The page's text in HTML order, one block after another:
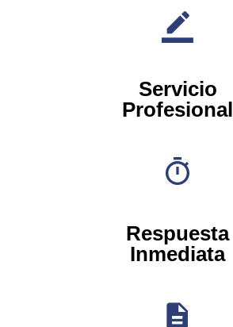
Servicio
Profesional
Respuesta
Inmediata